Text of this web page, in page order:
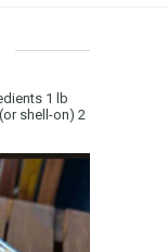
1 lb
shell-on) 2